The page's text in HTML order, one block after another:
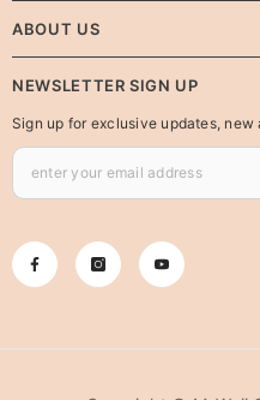
ABOUT US
NEWSLETTER SIGN UP
Sign up for exclusive updates,